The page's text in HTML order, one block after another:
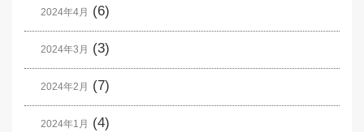
2024年4月 (6)
2024年3月 (3)
2024年2月 (7)
2024年1月 (4)